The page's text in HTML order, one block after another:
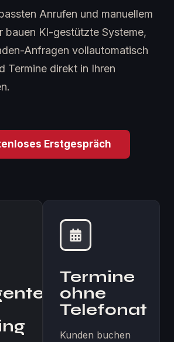
Anrufen und manuellem
bauen KI-gestützte Systeme,
Anfragen vollautomatisch
Termine direkt in Ihren
Erstgespräch
Termine
ohne
Telefonat
Kunden buchen